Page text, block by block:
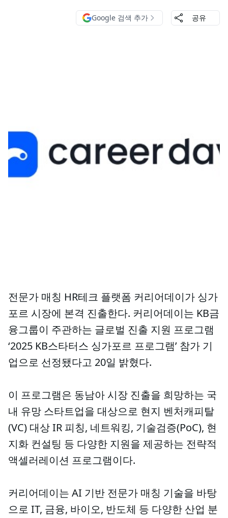
Google 검색 추가 공유
전문가 매칭 HR테크 플랫폼 커리어데이가 싱가
포르 시장에 본격 진출한다. 커리어데이는 KB금
융그룹이 주관하는 글로벌 진출 지원 프로그램
‘2025 KB스타터스 싱가포르 프로그램’ 참가 기
업으로 선정됐다고 20일 밝혔다.
이 프로그램은 동남아 시장 진출을 희망하는 국
내 유망 스타트업을 대상으로 현지 벤처캐피탈
(VC) 대상 IR 피칭, 네트워킹, 기술검증(PoC), 현
지화 컨설팅 등 다양한 지원을 제공하는 전략적
액셀러레이션 프로그램이다.
커리어데이는 AI 기반 전문가 매칭 기술을 바탕
으로 IT, 금융, 바이오, 반도체 등 다양한 산업 분